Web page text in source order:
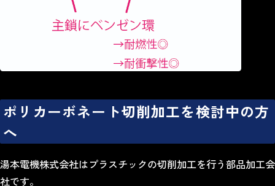
ポリカーボネート切削加工を検討中の方
へ
湯本電機株式会社はプラスチックの切削加工を行う部品加工会
社です。